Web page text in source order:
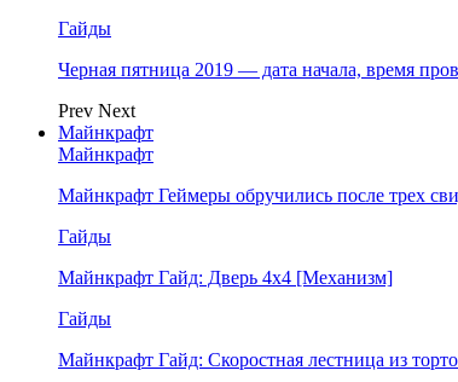
Гайды
Черная пятница 2019 — дата начала, время
Prev Next
Майнкрафт
Майнкрафт
Майнкрафт Геймеры обручились после трех
Гайды
Майнкрафт Гайд: Дверь 4х4 [Механизм]
Гайды
Майнкрафт Гайд: Скоростная лестница из